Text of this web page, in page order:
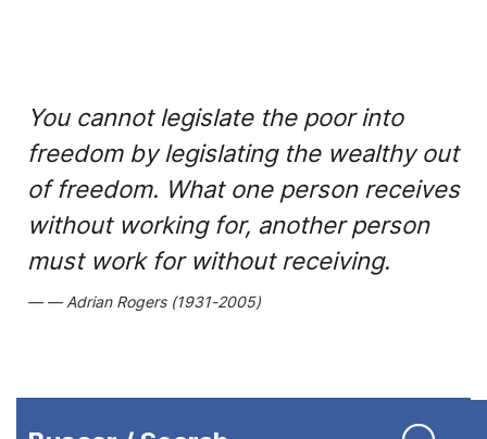
You cannot legislate the poor into
freedom by legislating the wealthy out
of freedom. What one person receives
without working for, another person
must work for without receiving.
Adrian Rogers (1931-2005)